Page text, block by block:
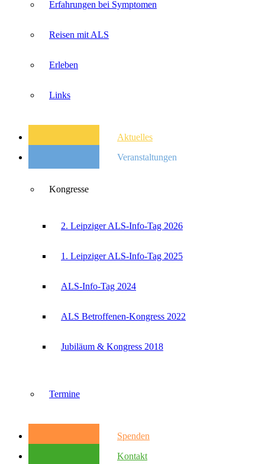
Erfahrungen bei Symptomen
Reisen mit ALS
Erleben
Links
Aktuelles
Veranstaltungen
Kongresse
2. Leipziger ALS-Info-Tag 2026
1. Leipziger ALS-Info-Tag 2025
ALS-Info-Tag 2024
ALS Betroffenen-Kongress 2022
Jubiläum & Kongress 2018
Termine
Spenden
Kontakt